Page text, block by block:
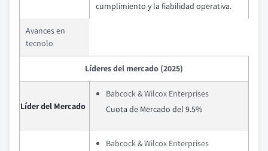
cumplimiento y la fiabilidad operativa.
Avances en
tecnolo
Líderes del mercado (2025)
Líder del Mercado
Babcock & Wilcox Enterprises
Cuota de Mercado del 9.5%
Babcock & Wilcox Enterprises